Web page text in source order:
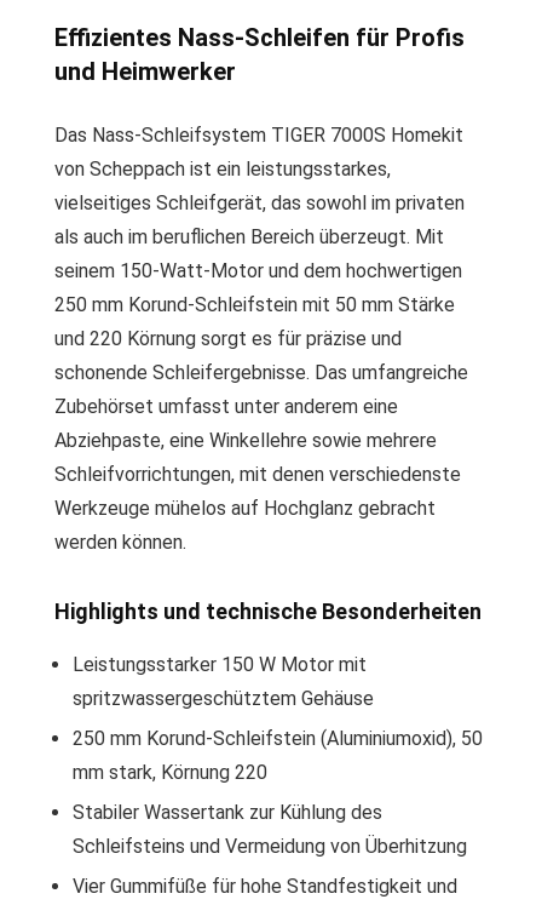
Effizientes Nass-Schleifen für Profis
und Heimwerker
Das Nass-Schleifsystem TIGER 7000S Homekit
von Scheppach ist ein leistungsstarkes,
vielseitiges Schleifgerät, das sowohl im privaten
als auch im beruflichen Bereich überzeugt. Mit
seinem 150-Watt-Motor und dem hochwertigen
250 mm Korund-Schleifstein mit 50 mm Stärke
und 220 Körnung sorgt es für präzise und
schonende Schleifergebnisse. Das umfangreiche
Zubehörset umfasst unter anderem eine
Abziehpaste, eine Winkellehre sowie mehrere
Schleifvorrichtungen, mit denen verschiedenste
Werkzeuge mühelos auf Hochglanz gebracht
werden können.
Highlights und technische Besonderheiten
Leistungsstarker 150 W Motor mit
spritzwassergeschütztem Gehäuse
250 mm Korund-Schleifstein (Aluminiumoxid), 50
mm stark, Körnung 220
Stabiler Wassertank zur Kühlung des
Schleifsteins und Vermeidung von Überhitzung
Vier Gummifüße für hohe Standfestigkeit und